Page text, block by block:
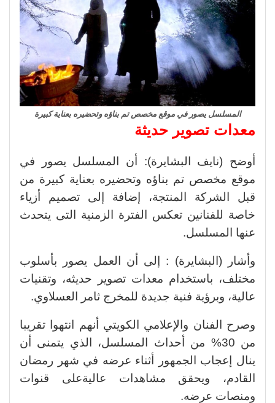
المسلسل يصور في موقع مخصص تم بناؤه وتحضيره بعناية كبيرة
معدات تصوير حديثة
أوضح (نايف البشايرة): أن المسلسل يصور في
موقع مخصص تم بناؤه وتحضيره بعناية كبيرة من
قبل الشركة المنتجة، إضافة إلى تصميم أزياء
خاصة للفنانين تعكس الفترة الزمنية التى يتحدث
عنها المسلسل.
وأشار (البشايرة) : إلى أن العمل يصور بأسلوب
مختلف، باستخدام معدات تصوير حديثه، وتقنيات
عالية، وبرؤية فنية جديدة للمخرج ثامر العسلاوي.
وصرح الفنان والإعلامي الكويتي أنهم انتهوا تقريبا
من 30% من أحداث المسلسل، الذي يتمنى أن
ينال إعجاب الجمهور أثناء عرضه في شهر رمضان
القادم، ويحقق مشاهدات عاليةعلى قنوات
ومنصات عرضه.